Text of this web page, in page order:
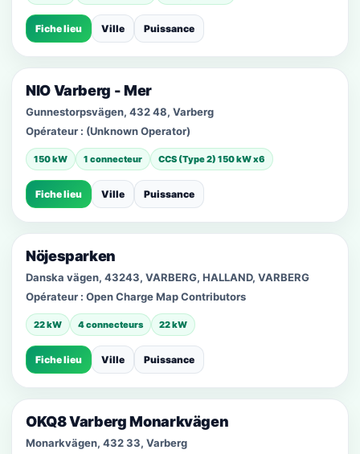
Fiche lieu Ville Puissance
NIO Varberg - Mer
Gunnestorpsvägen, 432 48, Varberg
Opérateur : (Unknown Operator)
150 kW 1 connecteur CCS (Type 2) 150 kW x6
Fiche lieu Ville Puissance
Nöjesparken
Danska vägen, 43243, VARBERG, HALLAND, VARBERG
Opérateur : Open Charge Map Contributors
22 kW 4 connecteurs 22 kW
Fiche lieu Ville Puissance
OKQ8 Varberg Monarkvägen
Monarkvägen, 432 33, Varberg